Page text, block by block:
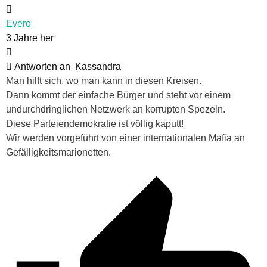
Evero
3 Jahre her
Antworten an
Kassandra
Man hilft sich, wo man kann in diesen Kreisen.
Dann kommt der einfache Bürger und steht vor einem
undurchdringlichen Netzwerk an korrupten Spezeln.
Diese Parteiendemokratie ist völlig kaputt!
Wir werden vorgeführt von einer internationalen Mafia an
Gefälligkeitsmarionetten.